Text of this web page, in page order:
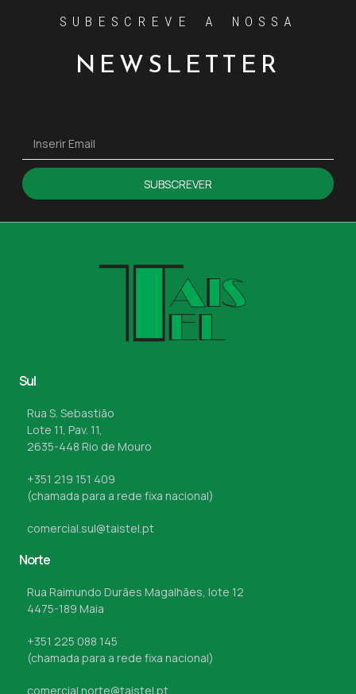
SUBESCREVE A NOSSA
NEWSLETTER
SUBSCREVER
Sul
Rua S. Sebastião
Lote 11, Pav. 11,
2635-448 Rio de Mouro
+351 219 151 409
(chamada para a rede fixa nacional)
comercial.sul@taistel.pt
Norte
Rua Raimundo Durães Magalhães, lote 12
4475-189 Maia
+351 225 088 145
(chamada para a rede fixa nacional)
comercial.norte@taistel.pt